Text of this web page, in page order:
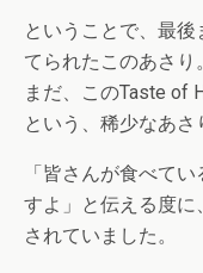
ということで、最
てられたこのあさ
まだ、このTaste of
という、稀少なあさ
「皆さんが食べて
すよ」と伝える度
されていました。